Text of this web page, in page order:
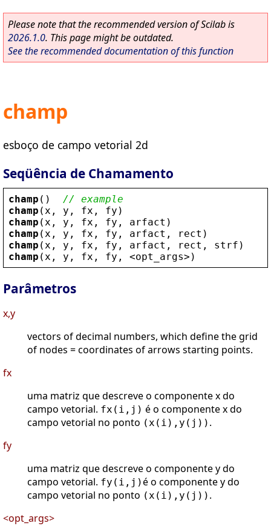
Please note that the recommended version of Scilab is
2026.1.0. This page might be outdated.
See the recommended documentation of this function
champ
esboço de campo vetorial 2d
Seqüência de Chamamento
champ () // example
champ ( x , y , fx , fy )
champ ( x , y , fx , fy , arfact )
champ ( x , y , fx , fy , arfact , rect )
champ ( x , y , fx , fy , arfact , rect , strf )
champ ( x , y , fx , fy , <opt_args> )
Parâmetros
x,y
vectors of decimal numbers, which define the grid
of nodes = coordinates of arrows starting points.
fx
uma matriz que descreve o componente x do
campo vetorial. fx(i,j) é o componente x do
campo vetorial no ponto (x(i),y(j)) .
fy
uma matriz que descreve o componente y do
campo vetorial. fy(i,j)é o componente y do
campo vetorial no ponto (x(i),y(j)) .
<opt_args>